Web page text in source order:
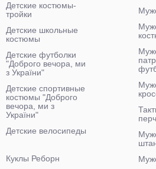
Детские костюмы-
тройки
Детские школьные
костюмы
Детские футболки
"Доброго вечора, ми
з України"
Детские спортивные
костюмы "Доброго
вечора, ми з
України"
Детские велосипеды
Куклы Реборн